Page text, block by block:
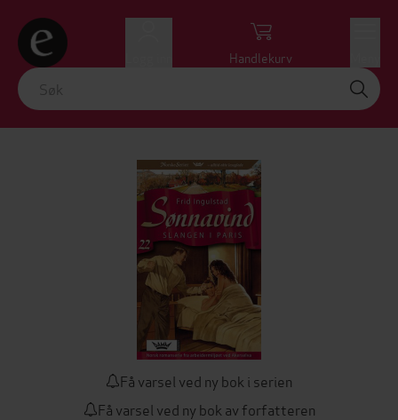
Handlekurv
Få varsel ved ny bok i serien
Få varsel ved ny bok av forfatteren